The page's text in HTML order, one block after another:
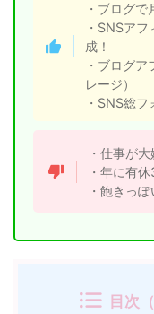
・ブログで
・SNSア
成！
・ブログ
レージ）
・SNS総
・仕事が
・年に有
・飽きっぽ
目次